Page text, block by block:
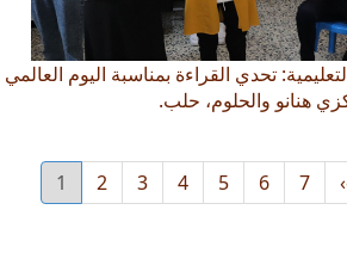
تحدي القراءة بمناسبة اليوم العالمي
هنانو والحلوم، حلب.
Current
page
1
الصفحة
2
الصفحة
3
الصفحة
4
الصفحة
5
الصفحة
6
الصفحة
7